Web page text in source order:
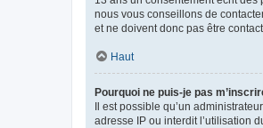
nous vous conseillons de
et ne doivent donc pas être
Haut
Pourquoi ne puis-je pas
Il est possible qu’un
adresse IP ou interdit l’utilisation